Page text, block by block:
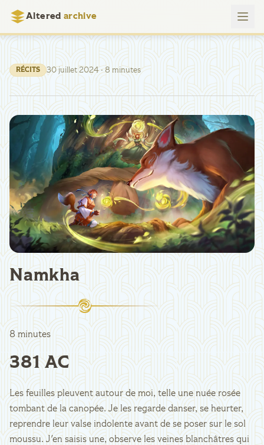
Altered archive
RÉCITS 30 juillet 2024· 8 minutes
Namkha
8 minutes
381 AC
Les feuilles pleuvent autour de moi, telle une nuée rosée
tombant de la canopée. Je les regarde danser, se heurter,
reprendre leur valse indolente avant de se poser sur le sol
moussu. J'en saisis une, observe les veines blanchâtres qui